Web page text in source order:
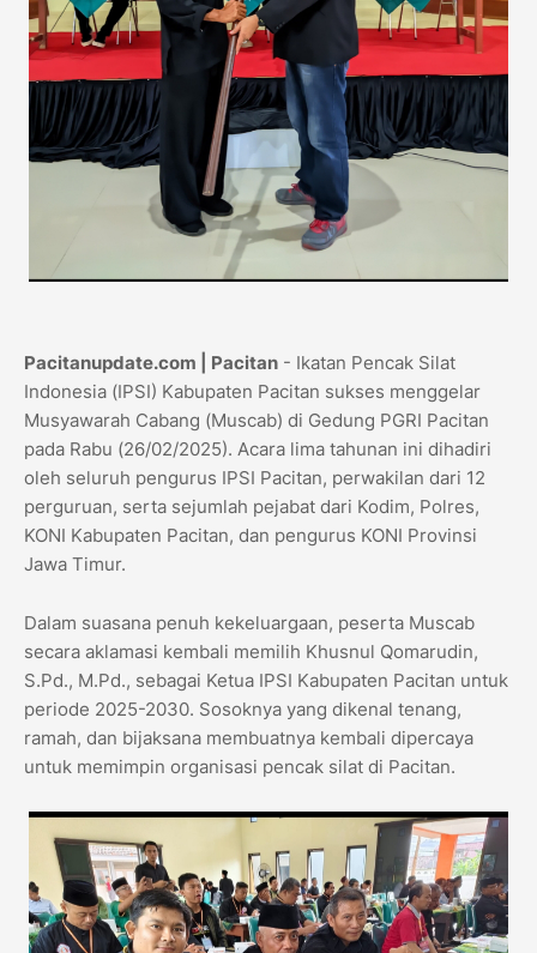
Pacitanupdate.com | Pacitan - Ikatan Pencak Silat
Indonesia (IPSI) Kabupaten Pacitan sukses menggelar
Musyawarah Cabang (Muscab) di Gedung PGRI Pacitan
pada Rabu (26/02/2025). Acara lima tahunan ini dihadiri
oleh seluruh pengurus IPSI Pacitan, perwakilan dari 12
perguruan, serta sejumlah pejabat dari Kodim, Polres,
KONI Kabupaten Pacitan, dan pengurus KONI Provinsi
Jawa Timur.
Dalam suasana penuh kekeluargaan, peserta Muscab
secara aklamasi kembali memilih Khusnul Qomarudin,
S.Pd., M.Pd., sebagai Ketua IPSI Kabupaten Pacitan untuk
periode 2025-2030. Sosoknya yang dikenal tenang,
ramah, dan bijaksana membuatnya kembali dipercaya
untuk memimpin organisasi pencak silat di Pacitan.